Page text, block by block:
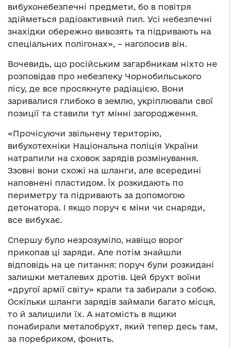
вибухонебезпечні предмети, бо в повітря
здійметься радіоактивний пил. Усі небезпечні
знахідки обережно вивозять та підривають на
спеціальних полігонах», – наголосив він.
Вочевидь, що російським загарбникам ніхто не
розповідав про небезпеку Чорнобильського
лісу, де все просякнуте радіацією. Вони
заривалися глибоко в землю, укріплювали свої
позиції та ставили тут мінні загородження.
«Прочісуючи звільнену територію,
вибухотехніки Національна поліція України
натрапили на сховок зарядів розмінування.
Ззовні вони схожі на шланги, але всередині
наповнені пластидом. Їх розкидають по
периметру та підривають за допомогою
детонатора. І якщо поруч є міни чи снаряди,
все вибухає.
Спершу було незрозуміло, навіщо ворог
прикопав ці заряди. Але потім знайшли
відповідь на це питання: поруч були розкидані
залишки металевих дротів. Цей брухт воїни
«другої армії світу» крали та забирали з собою.
Оскільки шланги зарядів займали багато місця,
то й залишили їх. А натомість в ящики
понабирали металобрухт, який тепер десь там,
за поребриком, фонить.